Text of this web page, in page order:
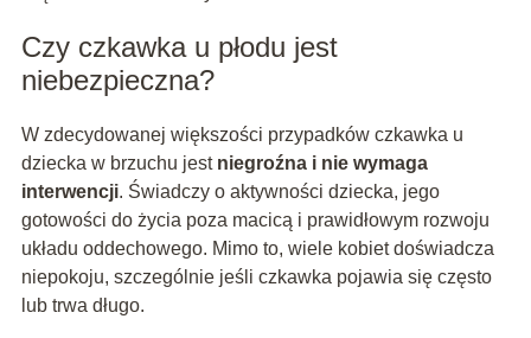
Czy czkawka u płodu jest
niebezpieczna?
W zdecydowanej większości przypadków czkawka u
dziecka w brzuchu jest niegroźna i nie wymaga
interwencji. Świadczy o aktywności dziecka, jego
gotowości do życia poza macicą i prawidłowym rozwoju
układu oddechowego. Mimo to, wiele kobiet doświadcza
niepokoju, szczególnie jeśli czkawka pojawia się często
lub trwa długo.